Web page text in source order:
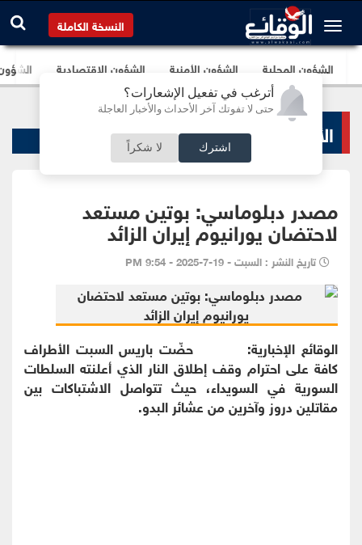
أترغب في تفعيل الإشعارات؟
حتى لا تفوتك آخر الأحداث والأخبار العاجلة
اشترك لا شكراً
النسخة الكاملة
الشؤون المحلية الشؤون الأمنية الشؤون الإقتصادية
الأخبار السياسية
مصدر دبلوماسي: بوتين مستعد
لاحتضان يورانيوم إيران الزائد
تاريخ النشر : السبت - 19-7-2025 - 9:54 PM
الوقائع الإخبارية: حضّت باريس السبت الأطراف
كافة على احترام وقف إطلاق النار الذي أعلنته السلطات
السورية في السويداء، حيث تتواصل الاشتباكات بين
مقاتلين دروز وآخرين من عشائر البدو.